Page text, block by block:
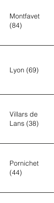
Montfavet
(84)
Lyon (69)
Villars de
Lans (38)
Pornichet
(44)